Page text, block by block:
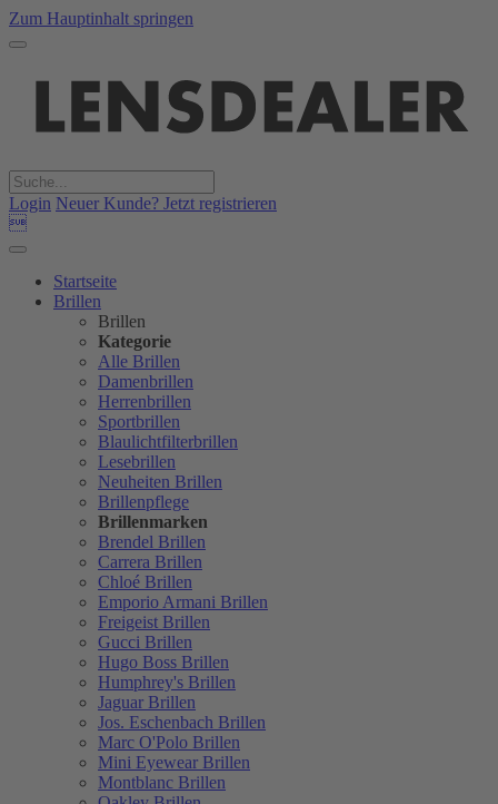
Zum Hauptinhalt springen
Login Neuer Kunde? Jetzt registrieren

Startseite
Brillen
Brillen
Kategorie
Alle Brillen
Damenbrillen
Herrenbrillen
Sportbrillen
Blaulichtfilterbrillen
Lesebrillen
Neuheiten Brillen
Brillenpflege
Brillenmarken
Brendel Brillen
Carrera Brillen
Chloé Brillen
Emporio Armani Brillen
Freigeist Brillen
Gucci Brillen
Hugo Boss Brillen
Humphrey's Brillen
Jaguar Brillen
Jos. Eschenbach Brillen
Marc O'Polo Brillen
Mini Eyewear Brillen
Montblanc Brillen